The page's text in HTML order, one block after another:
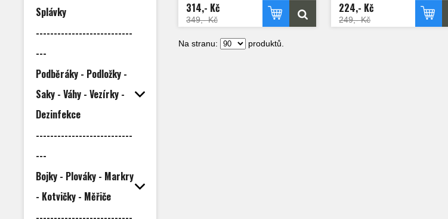
Splávky
---------------------------
---
Podběráky - Podložky -
Saky - Váhy - Vezírky -
Dezinfekce
---------------------------
---
Bojky - Plováky - Markry
- Kotvičky - Měřiče
314,- Kč
349,- Kč
224,- Kč
249,- Kč
Na stranu: produktů.